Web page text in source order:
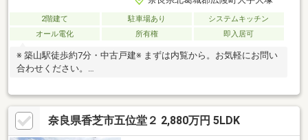
2階建て 駐車場あり
システムキッチン
オール電化
所有権 即入居可
※ 築山駅徒歩約7分・中古戸建※ まずは内覧から。お気軽にお問い
合わせください。
月々の返済額４０，９９２円～ ≪家賃より安く購入可能≫※変
動優遇金利0.875％、35年返済、自己資金0円、借入1480万円の場
合■頭金０円でも購入可 ■ボーナス返済なし当社提携銀行にて住
宅ローン金利が大幅優遇受けられます■掲載されていない物件も
奈良県香芝市五位堂２ 2,880万円 5LDK